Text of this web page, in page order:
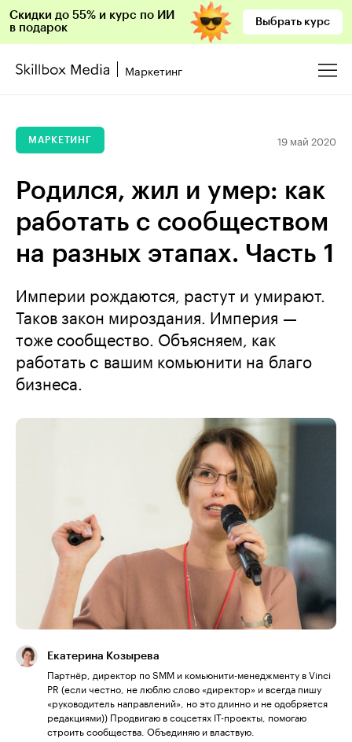
Скидки до 55% и курс по ИИ
в подарок
Выбрать курс
Маркетинг
МАРКЕТИНГ 19 май 2020
Родился, жил и умер: как
работать с сообществом
на разных этапах. Часть 1
Империи рождаются, растут и умирают.
Таков закон мироздания. Империя —
тоже сообщество. Объясняем, как
работать c вашим комьюнити на благо
бизнеса.
Екатерина Козырева
Партнёр, директор по SMM и комьюнити-менеджменту в Vinci
PR (если честно, не люблю слово «директор» и всегда пишу
«руководитель направлений», но это длинно и не одобряется
редакциями)) Продвигаю в соцсетях IT-проекты, помогаю
строить сообщества. Объединяю и властвую.